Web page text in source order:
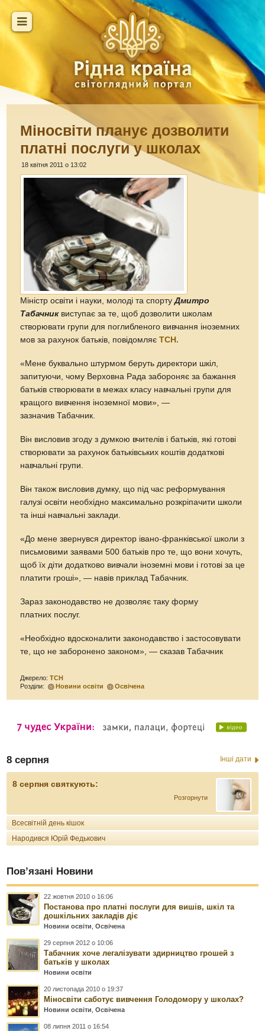
Міносвіти планує дозволити
платні послуги у школах
18 квітня 2011 о 13:02
Міністр освіти і науки, молоді та спортуДмитро
Табачниквиступає за те, щоб дозволити школам
створювати групи для поглибленого вивчання іноземних
мов за рахунок батьків, повідомляєТСН.
«Мене буквально штурмом беруть директори шкіл,
запитуючи, чому Верховна Рада забороняє за бажання
батьків створювати в межах класу навчальні групи для
кращого вивчення іноземної мови», —
зазначив Табачник.
Він висловив згоду з думкою вчителів і батьків, які готові
створювати за рахунок батьківських коштів додаткові
навчальні групи.
Він також висловив думку, що під час реформування
галузі освіти необхідно максимально розкріпачити школи
та інші навчальні заклади.
«До мене звернувся директор івано-франківської школи з
письмовими заявами 500 батьків про те, що вони хочуть,
щоб їх діти додатково вивчали іноземні мови і готові за це
платити гроші», — навів приклад Табачник.
Зараз законодавство не дозволяє таку форму
платних послуг.
«Необхідно вдосконалити законодавство і застосовувати
те, що не заборонено законом», — сказав Табачник
Джерело:ТСН
Розділи:
Новини освіти Освічена
8 серпня Інші дати
8 серпня святкують:
Розгорнути
Всесвітній день кішок
Народився Юрій Федькович
Пов’язані Новини
22 жовтня 2010 о 16:06
Постанова про платні послуги для вишів, шкіл та
дошкільних закладів діє
Новини освіти ,Освічена
29 серпня 2012 о 10:06
Табачник хоче легалізувати здирництво грошей з
батьків у школах
Новини освіти
20 листопада 2010 о 19:37
Міносвіти саботує вивчення Голодомору у школах?
Новини освіти ,Освічена
08 липня 2011 о 16:54